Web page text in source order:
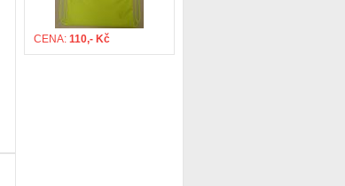
CENA: 110,- Kč